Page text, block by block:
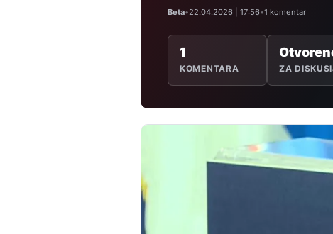
Beta•22.04.2026 | 17:56•1 komentar
1
KOMENTARA ZA